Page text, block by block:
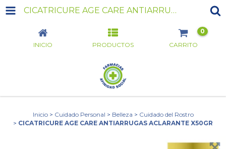
CICATRICURE AGE CARE ANTIARRUGAS ACLARANTE X50GR
INICIO PRODUCTOS CARRITO
0
Inicio > Cuidado Personal > Belleza > Cuidado del Rostro
> CICATRICURE AGE CARE ANTIARRUGAS ACLARANTE X50GR